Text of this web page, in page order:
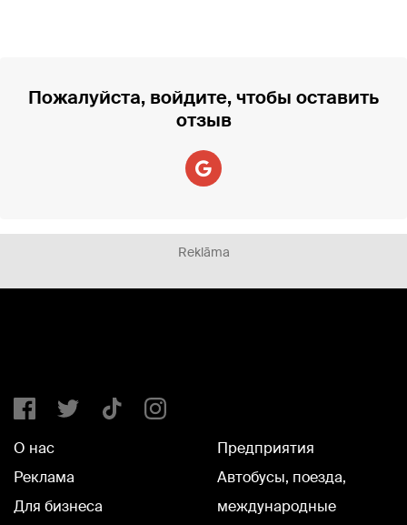
Пожалуйста, войдите, чтобы оставить
отзыв
Reklāma
О нас
Реклама
Для бизнеса
Предприятия
Автобусы, поезда,
международные